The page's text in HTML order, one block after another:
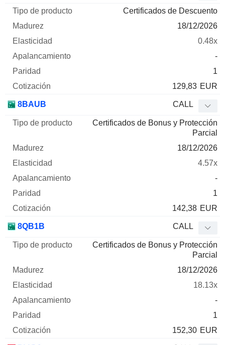
Certificados de Descuento
18/12/2026
0.48x
-
1
129,83 EUR
8BAUB CALL
Certificados de Bonus y Protección
Parcial
18/12/2026
4.57x
-
1
142,38 EUR
8QB1B CALL
Certificados de Bonus y Protección
Parcial
18/12/2026
18.13x
-
1
152,30 EUR